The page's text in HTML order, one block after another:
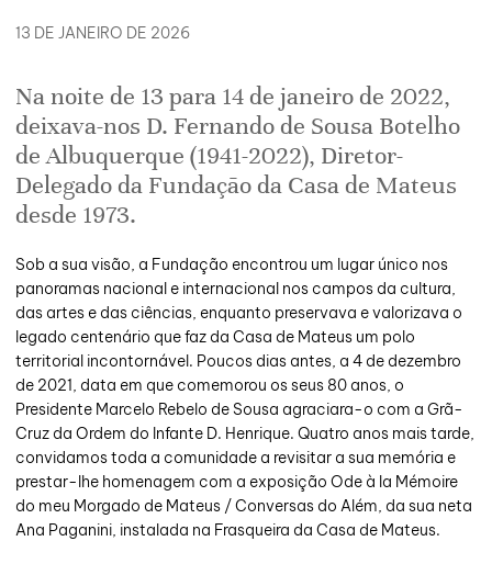
13 DE JANEIRO DE 2026
Na noite de 13 para 14 de janeiro de 2022,
deixava-nos D. Fernando de Sousa Botelho
de Albuquerque (1941-2022), Diretor-
Delegado da Fundação da Casa de Mateus
desde 1973.
Sob a sua visão, a Fundação encontrou um lugar único nos
panoramas nacional e internacional nos campos da cultura,
das artes e das ciências, enquanto preservava e valorizava o
legado centenário que faz da Casa de Mateus um polo
territorial incontornável. Poucos dias antes, a 4 de dezembro
de 2021, data em que comemorou os seus 80 anos, o
Presidente Marcelo Rebelo de Sousa agraciara-o com a Grã-
Cruz da Ordem do Infante D. Henrique. Quatro anos mais tarde,
convidamos toda a comunidade a revisitar a sua memória e
prestar-lhe homenagem com a exposição Ode à la Mémoire
do meu Morgado de Mateus / Conversas do Além, da sua neta
Ana Paganini, instalada na Frasqueira da Casa de Mateus.